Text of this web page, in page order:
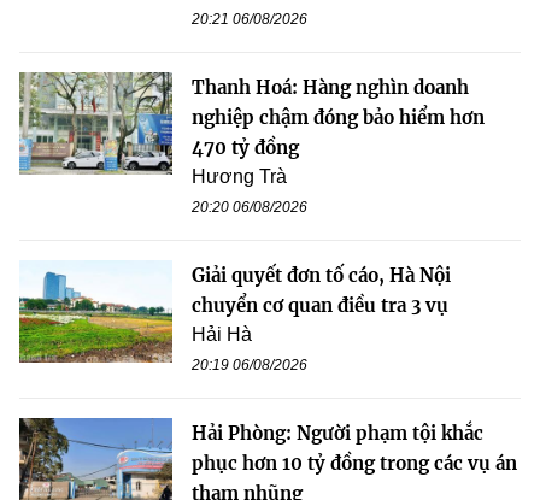
20:21 06/08/2026
Thanh Hoá: Hàng nghìn doanh
nghiệp chậm đóng bảo hiểm hơn
470 tỷ đồng
Hương Trà
20:20 06/08/2026
Giải quyết đơn tố cáo, Hà Nội
chuyển cơ quan điều tra 3 vụ
Hải Hà
20:19 06/08/2026
Hải Phòng: Người phạm tội khắc
phục hơn 10 tỷ đồng trong các vụ án
tham nhũng